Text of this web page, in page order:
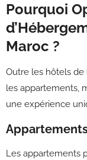
Pourquoi
Maroc ?
Outre les hôtels de
les appartements,
une expérience
Les appartements